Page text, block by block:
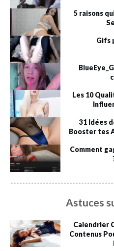
5 raisons
Gifs
Les 10
31 Idées
Booster tes
Comment
Astuces
Calendrier
Contenus